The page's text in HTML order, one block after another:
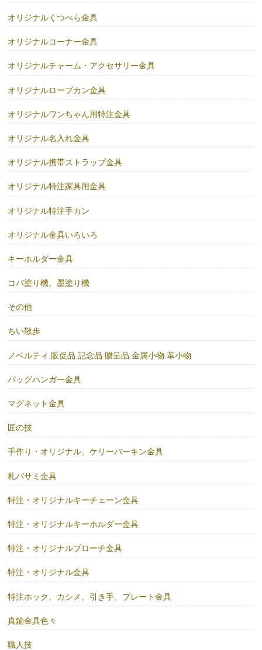
オリジナルくつべら金具
オリジナルコーナー金具
オリジナルチャーム・アクセサリー金具
オリジナルロープカン金具
オリジナルワンちゃん用特注金具
オリジナル名入れ金具
オリジナル携帯ストラップ金具
オリジナル特注家具用金具
オリジナル特注手カン
オリジナル金具いろいろ
キーホルダー金具
コバ塗り機、墨塗り機
その他
ちい散歩
ノベルティ.販促品.記念品.贈呈品.金属小物.革小物
バッグハンガー金具
マグネット金具
匠の技
手作り・オリジナル、ケリーバーキン金具
札バサミ金具
特注・オリジナルキーチェーン金具
特注・オリジナルキーホルダー金具
特注・オリジナルブローチ金具
特注・オリジナル金具
特注ホック、カシメ、引き手、プレート金具
真鍮金具色々
職人技